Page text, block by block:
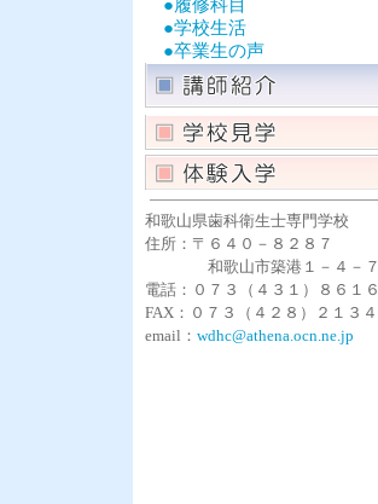
●履修科目
●学校生活
●卒業生の声
和歌山県歯科衛生士専門学校
住所：〒６４０－８２８７
和歌山市築港１－４－７
電話：０７３（４３１）８６１６
FAX：０７３（４２８）２１３４
email： wdhc@athena.ocn.ne.jp